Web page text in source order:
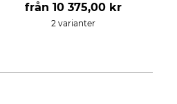
från 10 375,00 kr
2 varianter